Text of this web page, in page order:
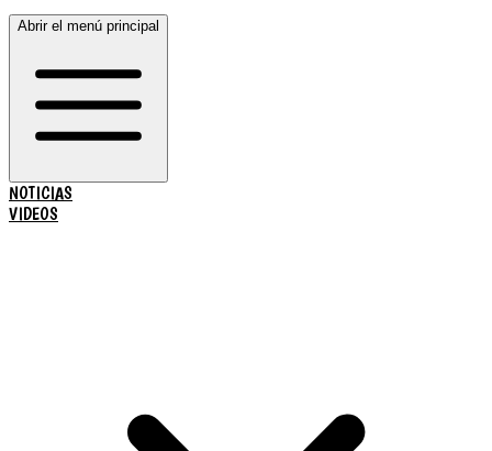
Abrir el menú principal
NOTICIAS
VIDEOS